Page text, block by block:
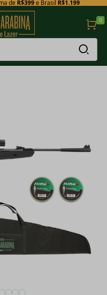
de R$399e Brasil R$1.199
0